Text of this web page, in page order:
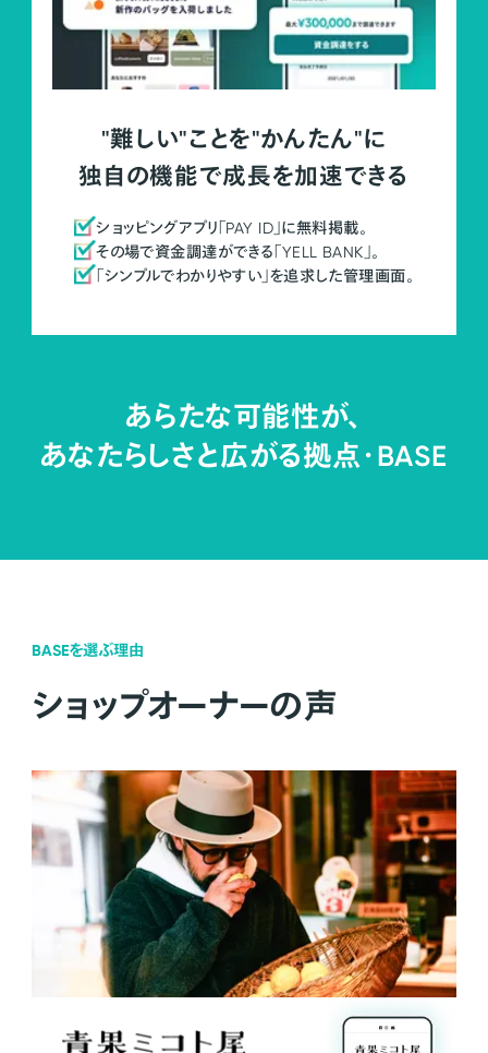
"難しい"ことを"かんたん"に
独自の機能で成長を加速できる
ショッピングアプリ「PAY ID」に無料掲載。
その場で資金調達ができる「YELL BANK」。
「シンプルでわかりやすい」を追求した管理画面。
あらたな可能性が、
あなたらしさと広がる拠点・BASE
BASEを選ぶ理由
ショップオーナーの声